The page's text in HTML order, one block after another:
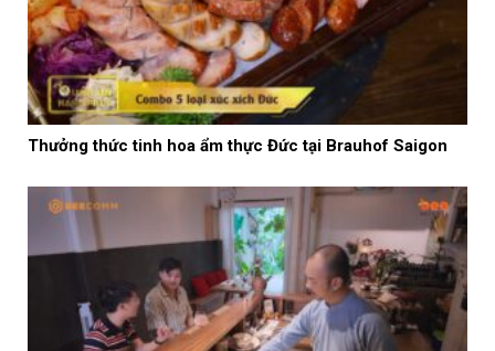
Thưởng thức tinh hoa ẩm thực Đức tại Brauhof Saigon